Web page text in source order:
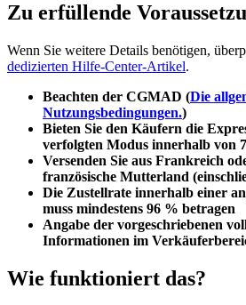
Zu erfüllende
Wenn Sie weitere Details benötigen,
dedizierten Hilfe-Center-Artikel.
Beachten der CGMAD (Die
Nutzungsbedingungen.)
Bieten Sie den Käufern die
verfolgten Modus innerhalb von
Versenden Sie aus Frankreich
französische Mutterland
Die Zustellrate innerhalb einer
muss mindestens 96 % betragen
Angabe der vorgeschriebenen
Informationen im
Wie funktioniert das?